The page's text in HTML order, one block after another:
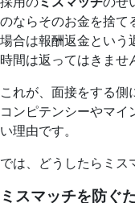
のならそのお金を捨
場合は報酬返金という
時間は返ってはきませ
これが、面接をする
コンピテンシーやマイ
い理由です。
では、どうしたらミス
ミスマッチを防ぐ